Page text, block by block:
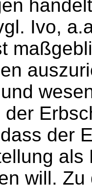
Ivo,
der
will.